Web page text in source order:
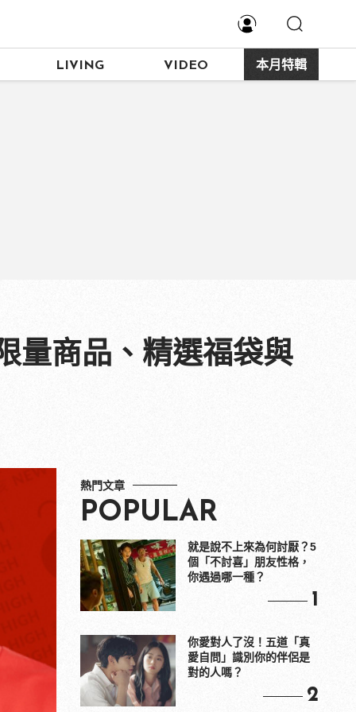
LIVING VIDEO 本月特輯
量商品、精選福袋與
熱門文章
POPULAR
就是說不上來為何討厭？5
個「不討喜」朋友性格，
你遇過哪一種？
1
你愛對人了沒！五道「真
愛自問」識別你的伴侶是
對的人嗎？
2